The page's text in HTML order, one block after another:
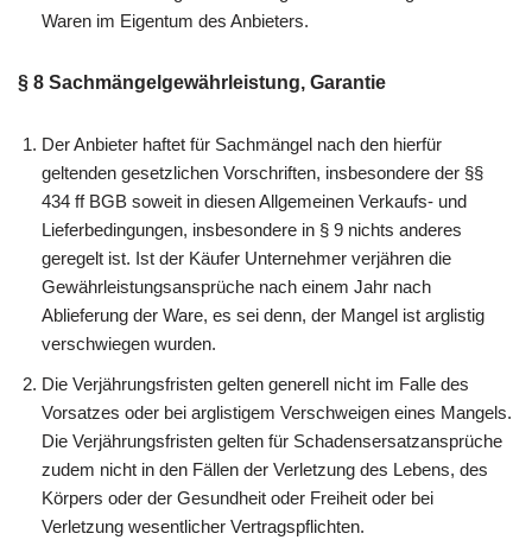
Waren im Eigentum des Anbieters.
§ 8 Sachmängelgewährleistung, Garantie
Der Anbieter haftet für Sachmängel nach den hierfür
geltenden gesetzlichen Vorschriften, insbesondere der §§
434 ff BGB soweit in diesen Allgemeinen Verkaufs- und
Lieferbedingungen, insbesondere in § 9 nichts anderes
geregelt ist. Ist der Käufer Unternehmer verjähren die
Gewährleistungsansprüche nach einem Jahr nach
Ablieferung der Ware, es sei denn, der Mangel ist arglistig
verschwiegen wurden.
Die Verjährungsfristen gelten generell nicht im Falle des
Vorsatzes oder bei arglistigem Verschweigen eines Mangels.
Die Verjährungsfristen gelten für Schadensersatzansprüche
zudem nicht in den Fällen der Verletzung des Lebens, des
Körpers oder der Gesundheit oder Freiheit oder bei
Verletzung wesentlicher Vertragspflichten.